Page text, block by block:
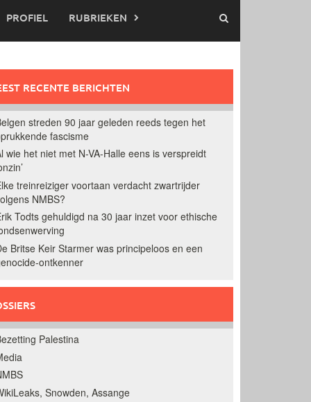
PROFIEL RUBRIEKEN
RECENTE BERICHTEN
streden 90 jaar geleden reeds tegen het
fascisme
wie het niet met N-VA-Halle eens is verspreidt
treinreiziger voortaan verdacht zwartrijder
NMBS?
Todts gehuldigd na 30 jaar inzet voor ethische
Britse Keir Starmer was principeloos en een
ontkenner
Palestina
Snowden, Assange